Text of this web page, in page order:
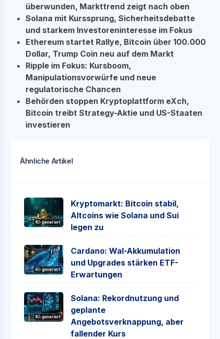
überwunden, Markttrend zeigt nach oben
Solana mit Kurssprung, Sicherheitsdebatte
und starkem Investoreninteresse im Fokus
Ethereum startet Rallye, Bitcoin über 100.000
Dollar, Trump Coin neu auf dem Markt
Ripple im Fokus: Kursboom,
Manipulationsvorwürfe und neue
regulatorische Chancen
Behörden stoppen Kryptoplattform eXch,
Bitcoin treibt Strategy-Aktie und US-Staaten
investieren
Ähnliche Artikel
KI-generiert
Kryptomarkt: Bitcoin stabil,
Altcoins wie Solana und Sui
legen zu
KI-generiert
Cardano: Wal-Akkumulation
und Upgrades stärken ETF-
Erwartungen
KI-generiert
Solana: Rekordnutzung und
geplante
Angebotsverknappung, aber
fallender Kurs